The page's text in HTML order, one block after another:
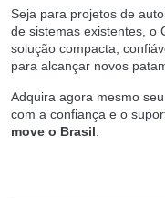
Seja para projetos de
de sistemas existentes, o
solução compacta,
para alcançar novos
Adquira agora mesmo seu
com a confiança e o
move o Brasil